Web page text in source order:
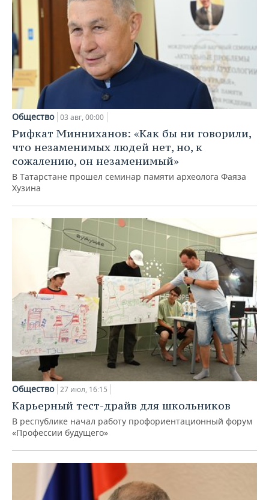
Общество 03 авг, 00:00
Рифкат Минниханов: «Как бы ни говорили,
что незаменимых людей нет, но, к
сожалению, он незаменимый»
В Татарстане прошел семинар памяти археолога Фаяза
Хузина
Общество 27 июл, 16:15
Карьерный тест-драйв для школьников
В республике начал работу профориентационный форум
«Профессии будущего»